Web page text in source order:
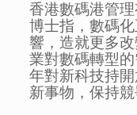
香港數碼港管
博士指，數碼
響，造就更多
業對數碼轉型
年對新科技持
新事物，保持競